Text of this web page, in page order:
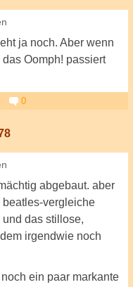
ja noch. Aber wenn
Oomph! passiert
0
abgebaut. aber
vergleiche
das stillose,
irgendwie noch
ein paar markante